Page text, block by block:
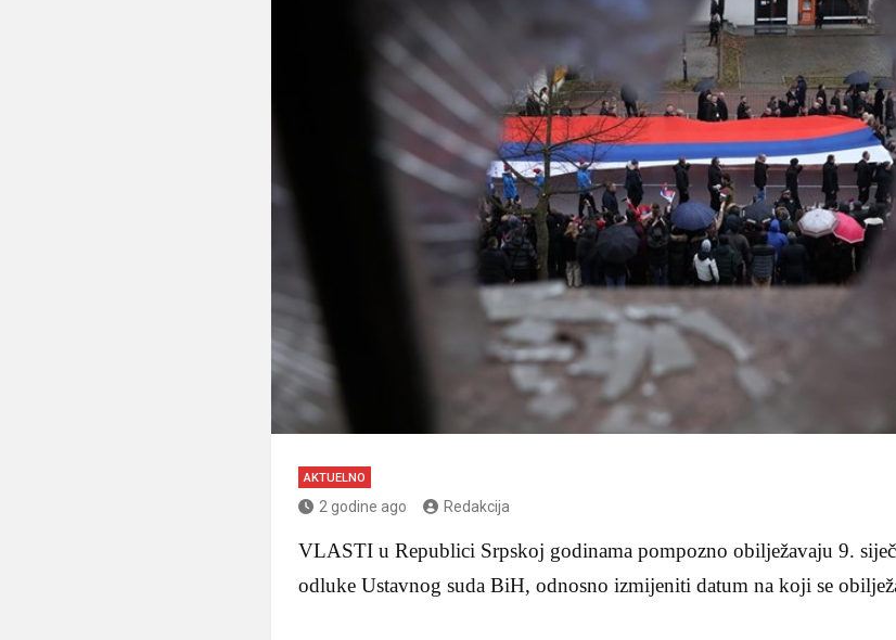
AKTUELNO
2 godine ago Redakcija
VLASTI u Republici Srpskoj godinama pompozno obilježavaju 9.
odluke Ustavnog suda BiH, odnosno izmijeniti datum na koji se